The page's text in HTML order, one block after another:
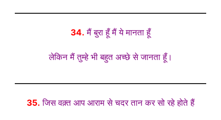
34. मैं बुरा हूँ मैं ये मानता हूँ
लेकिन मैं तुम्हे भी बहुत अच्छे से जानता हूँ।
35. जिस वक़्त आप आराम से चदर तान कर सो रहे होते हैं